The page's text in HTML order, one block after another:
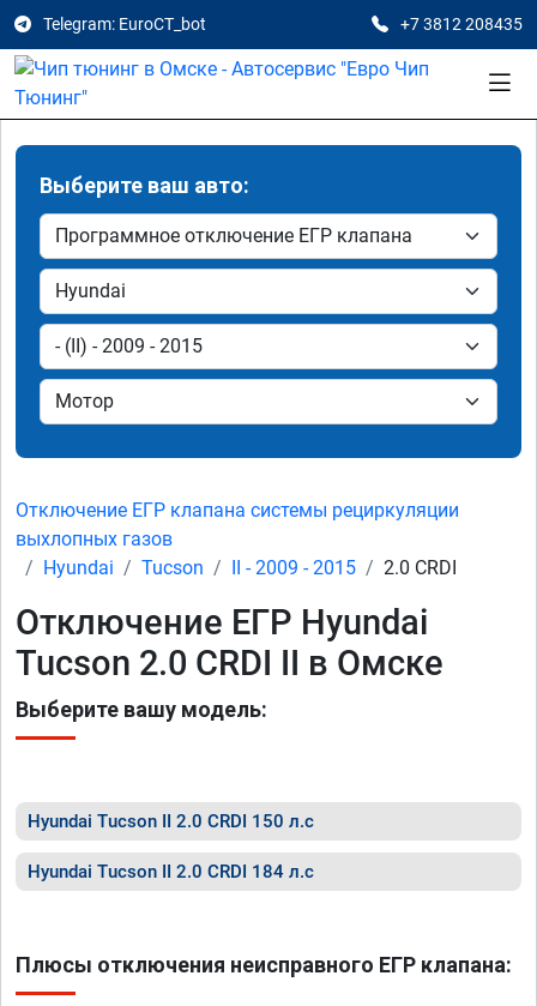
Telegram: EuroCT_bot +7 3812 208435
Выберите ваш авто:
Отключение ЕГР клапана системы рециркуляции
выхлопных газов
Hyundai
Tucson II - 2009 - 2015 2.0 CRDI
Отключение ЕГР Hyundai
Tucson 2.0 CRDI II в Омске
Выберите вашу модель:
Hyundai Tucson II 2.0 CRDI 150 л.с
Hyundai Tucson II 2.0 CRDI 184 л.с
Плюсы отключения неисправного ЕГР клапана: